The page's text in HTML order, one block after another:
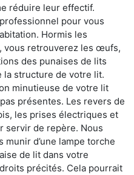
réduire leur effectif.
pour vous
Hormis les
vous retrouverez les œufs,
des punaises de lits
la structure de votre lit.
minutieuse de votre lit
présentes. Les revers de
les prises électriques et
servir de repère. Nous
d’une lampe torche
de lit dans votre
précités. Cela pourrait